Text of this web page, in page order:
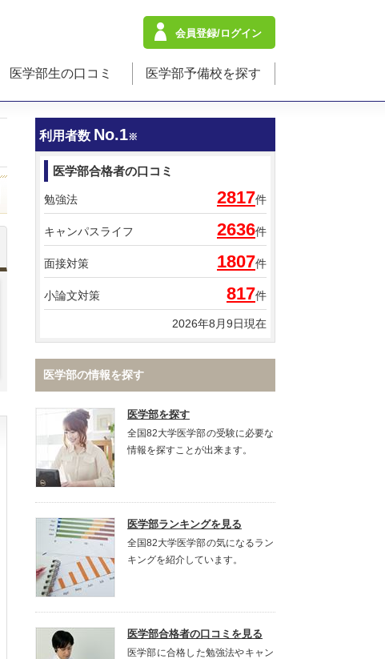
会員登録/ログイン
医学部生の口コミ 医学部予備校を探す
利用者数 No.1※
医学部合格者の口コミ
勉強法 2817件
キャンパスライフ 2636件
面接対策 1807件
小論文対策 817件
2026年8月9日現在
医学部の情報を探す
医学部を探す
全国82大学医学部の受験に必要な
情報を探すことが出来ます。
医学部ランキングを見る
全国82大学医学部の気になるラン
キングを紹介しています。
医学部合格者の口コミを見る
医学部に合格した勉強法やキャン